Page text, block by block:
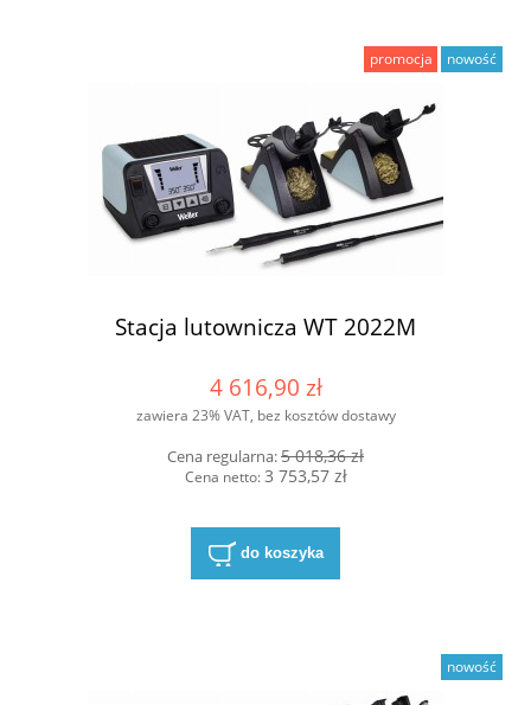
Stacja lutownicza WT 2022M
4 616,90 zł
zawiera 23% VAT, bez kosztów dostawy
Cena regularna:5 018,36 zł
Cena netto:3 753,57 zł
do koszyka
promocja nowość
nowość